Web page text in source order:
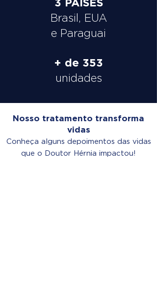
Brasil, EUA
e Paraguai
+ de 353
unidades
Nosso tratamento transforma
vidas
Conheça alguns depoimentos das vidas
que o Doutor Hérnia impactou!